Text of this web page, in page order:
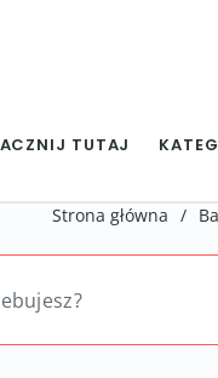
TUTAJ
Strona główna /